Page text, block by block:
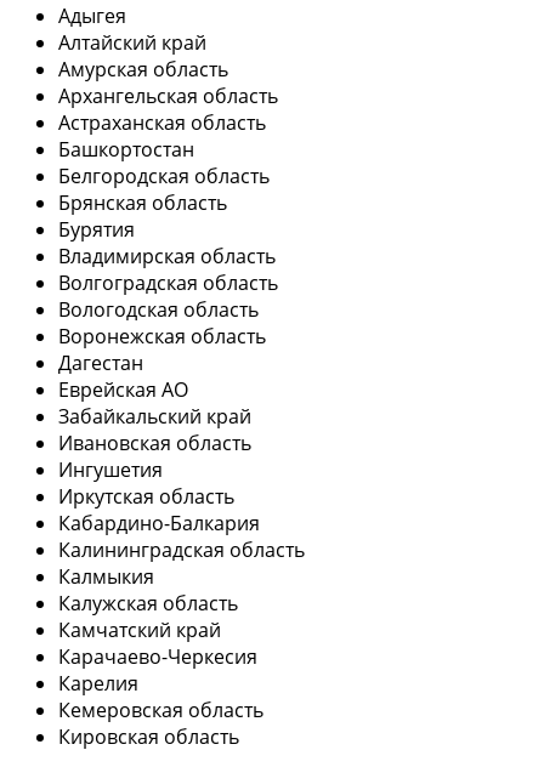
Адыгея
Алтайский край
Амурская область
Архангельская область
Астраханская область
Башкортостан
Белгородская область
Брянская область
Бурятия
Владимирская область
Волгоградская область
Вологодская область
Воронежская область
Дагестан
Еврейская АО
Забайкальский край
Ивановская область
Ингушетия
Иркутская область
Кабардино-Балкария
Калининградская область
Калмыкия
Калужская область
Камчатский край
Карачаево-Черкесия
Карелия
Кемеровская область
Кировская область